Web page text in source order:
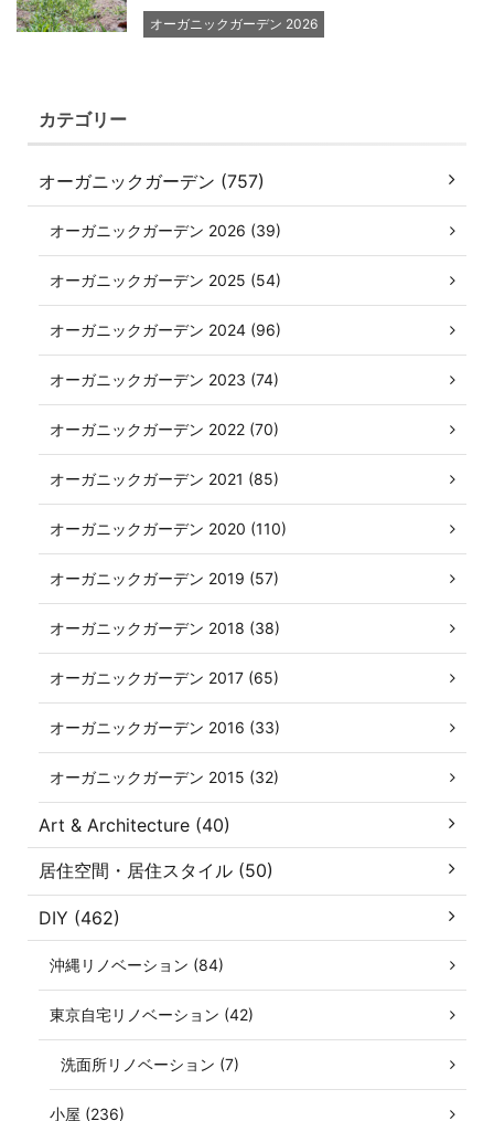
オーガニックガーデン 2026
カテゴリー
オーガニックガーデン (757)
オーガニックガーデン 2026 (39)
オーガニックガーデン 2025 (54)
オーガニックガーデン 2024 (96)
オーガニックガーデン 2023 (74)
オーガニックガーデン 2022 (70)
オーガニックガーデン 2021 (85)
オーガニックガーデン 2020 (110)
オーガニックガーデン 2019 (57)
オーガニックガーデン 2018 (38)
オーガニックガーデン 2017 (65)
オーガニックガーデン 2016 (33)
オーガニックガーデン 2015 (32)
Art & Architecture (40)
居住空間・居住スタイル (50)
DIY (462)
沖縄リノベーション (84)
東京自宅リノベーション (42)
洗面所リノベーション (7)
小屋 (236)